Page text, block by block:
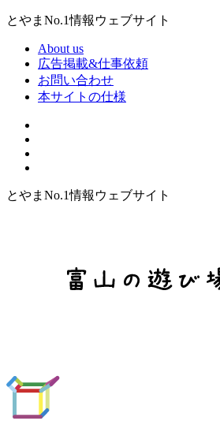
とやまNo.1情報ウェブサイト
About us
広告掲載&仕事依頼
お問い合わせ
本サイトの仕様
とやまNo.1情報ウェブサイト